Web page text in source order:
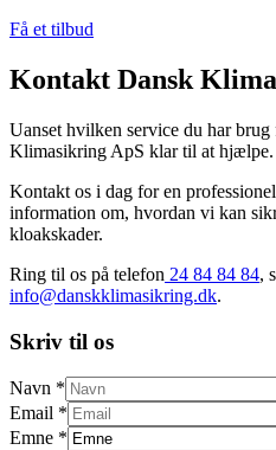
Få et tilbud
Kontakt Dansk
Uanset hvilken service du har
Klimasikring ApS klar til at hjælpe.
Kontakt os i dag for en
information om, hvordan vi kan
kloakskader.
Ring til os på telefon 24 84 84 84,
info@danskklimasikring.dk.
Skriv til os
Navn *
Email *
Emne *